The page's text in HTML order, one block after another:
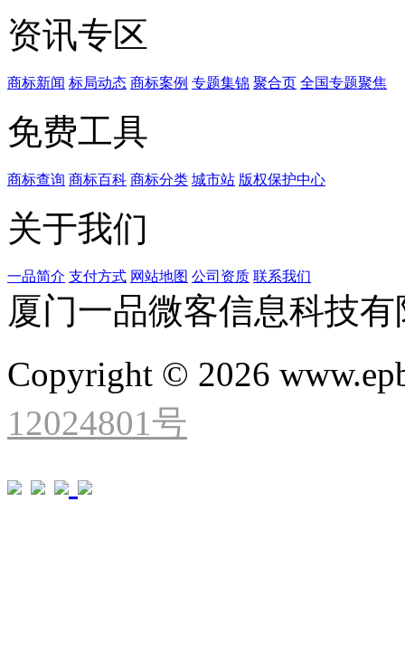
资讯专区
商标新闻 标局动态 商标案例 专题集锦 聚合页 全国专题聚焦
免费工具
商标查询 商标百科 商标分类 城市站 版权保护中心
关于我们
一品简介 支付方式 网站地图 公司资质 联系我们
厦门一品微客信息科技
Copyright © 2026
12024801号